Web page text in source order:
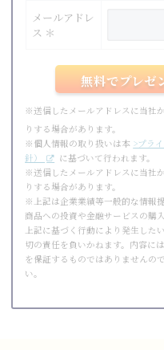
メールアドレ
ス ＊
※送信したメールアドレスに当社
りする場合があります。
※個人情報の取り扱いは本 >プラ
針）
に基づいて行われます。
※送信したメールアドレスに当社
りする場合があります。
※上記は企業業績等一般的な情報
商品への投資や金融サービスの購
上記に基づく行動により発生した
切の責任を負いかねます。内容に
を保証するものではありませんの
い。